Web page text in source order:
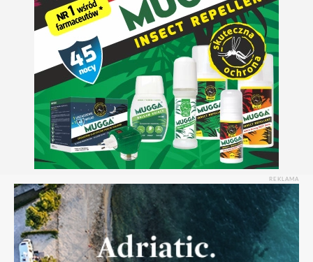
REKLAMA